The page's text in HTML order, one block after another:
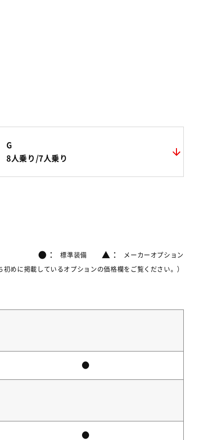
G
8人乗り/7人乗り
●： 標準装備 ▲： メーカーオプション
めに掲載しているオプションの価格欄をご覧ください。）
●
●